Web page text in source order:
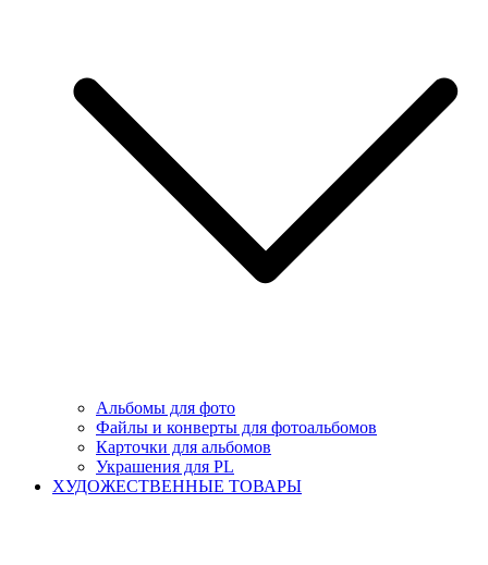
Альбомы для фото
Файлы и конверты для фотоальбомов
Карточки для альбомов
Украшения для PL
ХУДОЖЕСТВЕННЫЕ ТОВАРЫ